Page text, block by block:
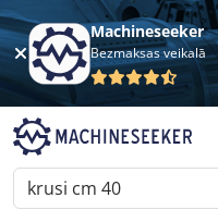
Machineseeker
Bezmaksas veikalā